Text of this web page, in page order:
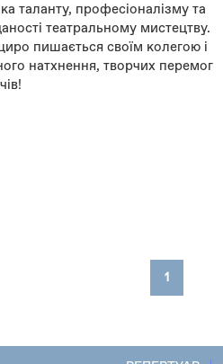
таланту, професіоналізму та
театральному мистецтву.
пишається своїм колегою і
натхнення, творчих перемог
1